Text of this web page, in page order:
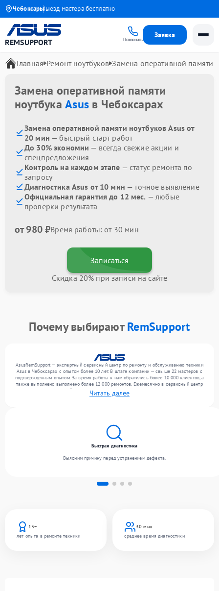
Чебоксары
1 года Выезд мастера бесплатно
REMSUPPORT Позвонить
Заявка
Главная Ремонт ноутбуков Замена оперативной памяти
Замена оперативной памяти
ноутбукаAsus в Чебоксарах
Замена оперативной памяти ноутбуков Asus от
20 мин — быстрый старт работ
До 30% экономии — всегда свежие акции и
спецпредложения
Контроль на каждом этапе — статус ремонта по
запросу
Диагностика Asus от 10 мин — точное выявление
Официальная гарантия до 12 мес. — любые
проверки результата
от 980 ₽Время работы: от 30 мин
Записаться
Скидка 20% при записи на сайте
Почему выбираютRemSupport
AsusRemSupport — экспертный сервисный центр по ремонту и обслуживанию техники
Asus в Чебоксарах с опытом более 10 лет. В штате компании — свыше 22 мастеров с
подтвержденным опытом. За время работы к нам обратились более 10 000 клиентов, а
также выполнено выполнено более 12 000 ремонтов. Ежемесячно в сервисный центр
поступает от 300 устройств, включая , , . Мы выполняем ремонт различного уровня
сложности и обеспечиваем надежный результат благодаря отлаженным процессам
Читать далее
13+
лет опыта в ремонте техники
30 мин
среднее время диагностики
Быстрая диагностика
Выясним причину перед устранением дефекта.